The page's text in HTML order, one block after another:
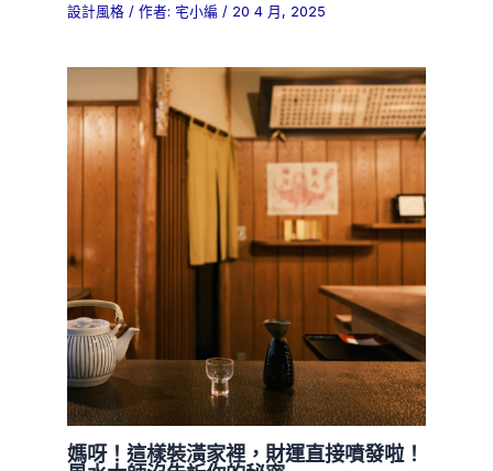
設計風格 / 作者: 宅小編 / 20 4 月, 2025
媽呀！這樣裝潢家裡，財運直接噴發啦！